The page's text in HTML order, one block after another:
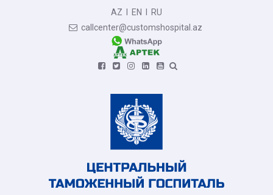
AZ EN RU
 callcenter@customshospital.az
     